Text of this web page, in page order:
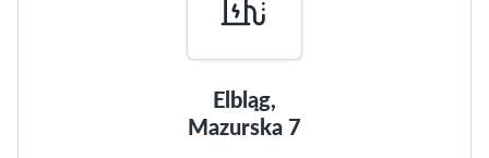
Elbląg,
Mazurska 7